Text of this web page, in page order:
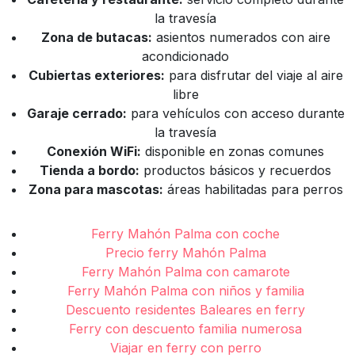
la travesía
Zona de butacas: asientos numerados con aire
acondicionado
Cubiertas exteriores: para disfrutar del viaje al aire
libre
Garaje cerrado: para vehículos con acceso durante
la travesía
Conexión WiFi: disponible en zonas comunes
Tienda a bordo: productos básicos y recuerdos
Zona para mascotas: áreas habilitadas para perros
Ferry Mahón Palma con coche
Precio ferry Mahón Palma
Ferry Mahón Palma con camarote
Ferry Mahón Palma con niños y familia
Descuento residentes Baleares en ferry
Ferry con descuento familia numerosa
Viajar en ferry con perro